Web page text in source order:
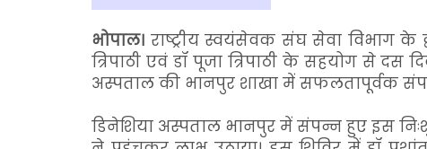
भोपाल। राष्ट्रीय स्वयंसेवक संघ सेवा विभाग के
त्रिपाठी एवं डॉ पूजा त्रिपाठी के सहयोग से
अस्पताल की भानपुर शाखा में सफलतापूर्वक
डिनेशिया अस्पताल भानपुर में संपन्न हुए इस